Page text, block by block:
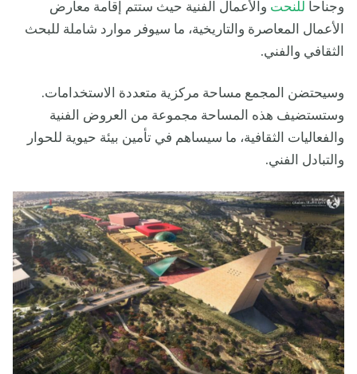
وجناحاً للنحت والأعمال الفنية حيث ستتم إقامة معارض
الأعمال المعاصرة والتاريخية، ما سيوفر موارد شاملة للبحث
الثقافي والفني.
وسيحتضن المجمع مساحة مركزية متعددة الاستخدامات.
وستستضيف هذه المساحة مجموعة من العروض الفنية
والفعاليات الثقافية، ما سيساهم في تأمين بيئة حيوية للحوار
والتبادل الفني.